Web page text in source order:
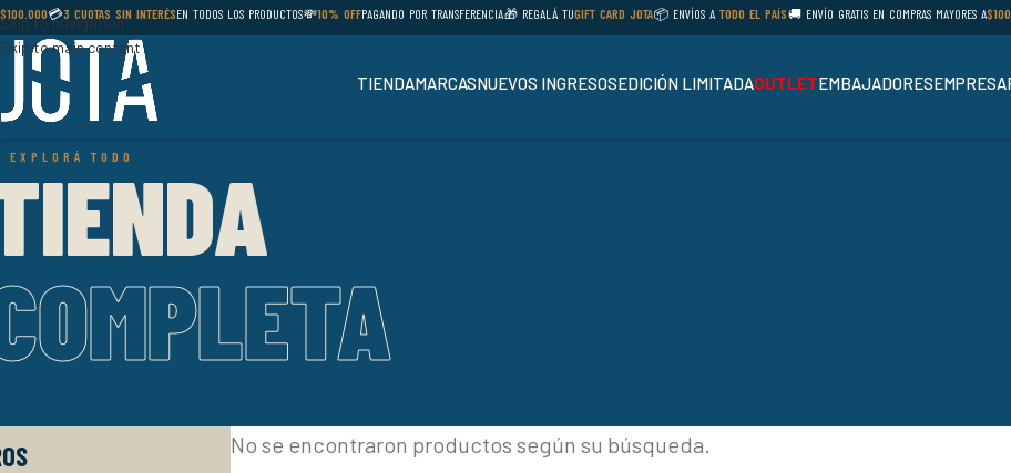
Skip to navigation
Skip to main content
💳3 CUOTAS SIN INTERÉSEN TODOS LOS PRODUCTOS💸10% OFFPAGANDO POR TRANSFERENCIA🎁 REGALÁ TUGIFT CARD JOTA📦 ENVÍOS ATODO EL PAÍS🚚 ENVÍO GRATIS EN COMPRAS MAYORES A
TIENDAMARCASNUEVOS INGRESOSEDICIÓN LIMITADAOUTLETEMBAJADORES
TODO
No se encontraron productos según su búsqueda.